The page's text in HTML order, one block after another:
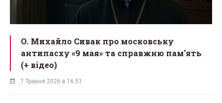
О. Михайло Сивак про московську
антипасху «9 мая» та справжню пам'ять
(+ відео)
7 Травня 2026 в 16:51